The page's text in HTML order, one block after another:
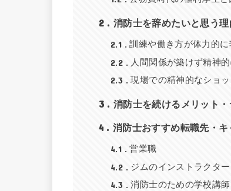
2 消防士を辞めたいと思う理
2.1 訓練や働き方が体力的に
2.2 人間関係が築けず精神
2.3 現場での精神的なショ
3 消防士を続けるメリット・
4 消防士おすすめ転職先・キ
4.1 営業職
4.2 ジムのインストラクター
4.3 消防士のための学校講師